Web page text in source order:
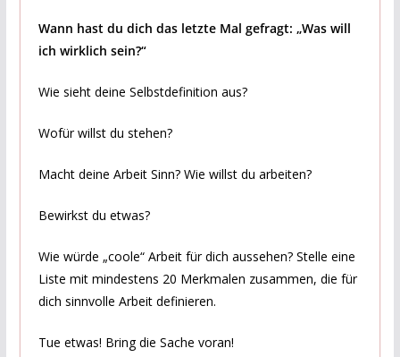
Wann hast du dich das letzte Mal gefragt: „Was will
ich wirklich sein?“
Wie sieht deine Selbstdefinition aus?
Wofür willst du stehen?
Macht deine Arbeit Sinn? Wie willst du arbeiten?
Bewirkst du etwas?
Wie würde „coole“ Arbeit für dich aussehen? Stelle eine
Liste mit mindestens 20 Merkmalen zusammen, die für
dich sinnvolle Arbeit definieren.
Tue etwas! Bring die Sache voran!